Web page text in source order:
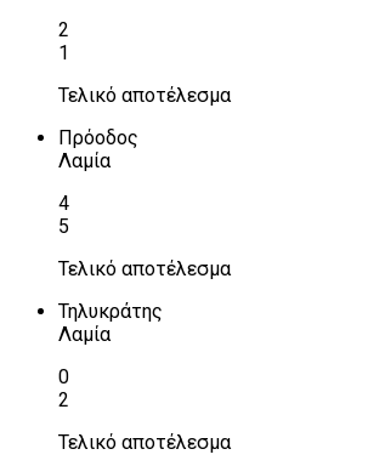
2
1
Τελικό αποτέλεσμα
Πρόοδος
Λαμία
4
5
Τελικό αποτέλεσμα
Τηλυκράτης
Λαμία
0
2
Τελικό αποτέλεσμα